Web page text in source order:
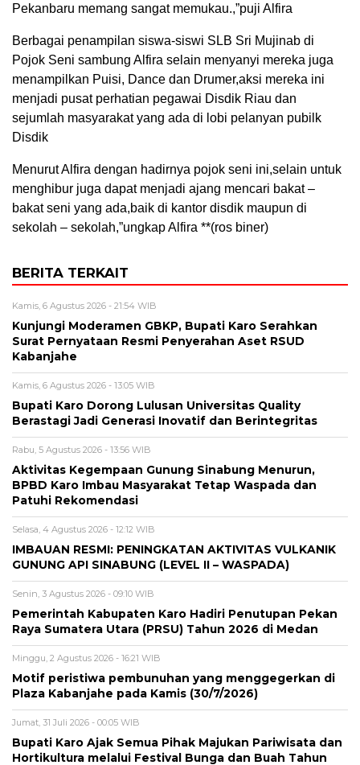
Pekanbaru memang sangat memukau.,”puji Alfira
Berbagai penampilan siswa-siswi SLB Sri Mujinab di
Pojok Seni sambung Alfira selain menyanyi mereka juga
menampilkan Puisi, Dance dan Drumer,aksi mereka ini
menjadi pusat perhatian pegawai Disdik Riau dan
sejumlah masyarakat yang ada di lobi pelanyan pubilk
Disdik
Menurut Alfira dengan hadirnya pojok seni ini,selain untuk
menghibur juga dapat menjadi ajang mencari bakat –
bakat seni yang ada,baik di kantor disdik maupun di
sekolah – sekolah,”ungkap Alfira **(ros biner)
BERITA TERKAIT
Kamis, 6 Agustus 2026 - 21:54 WIB
Kunjungi Moderamen GBKP, Bupati Karo Serahkan
Surat Pernyataan Resmi Penyerahan Aset RSUD
Kabanjahe
Kamis, 6 Agustus 2026 - 13:05 WIB
Bupati Karo Dorong Lulusan Universitas Quality
Berastagi Jadi Generasi Inovatif dan Berintegritas
Rabu, 5 Agustus 2026 - 13:56 WIB
Aktivitas Kegempaan Gunung Sinabung Menurun,
BPBD Karo Imbau Masyarakat Tetap Waspada dan
Patuhi Rekomendasi
Selasa, 4 Agustus 2026 - 12:12 WIB
IMBAUAN RESMI: PENINGKATAN AKTIVITAS VULKANIK
GUNUNG API SINABUNG (LEVEL II – WASPADA)
Senin, 3 Agustus 2026 - 09:10 WIB
Pemerintah Kabupaten Karo Hadiri Penutupan Pekan
Raya Sumatera Utara (PRSU) Tahun 2026 di Medan
Minggu, 2 Agustus 2026 - 16:21 WIB
Motif peristiwa pembunuhan yang menggegerkan di
Plaza Kabanjahe pada Kamis (30/7/2026)
Jumat, 31 Juli 2026 - 00:05 WIB
Bupati Karo Ajak Semua Pihak Majukan Pariwisata dan
Hortikultura melalui Festival Bunga dan Buah Tahun